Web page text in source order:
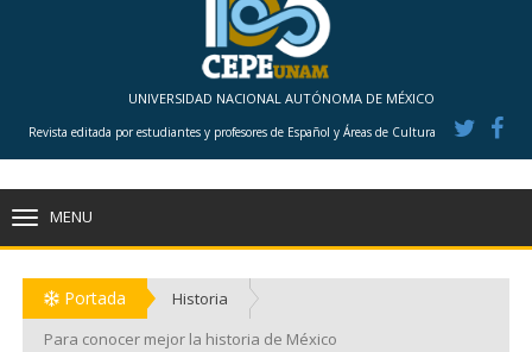
UNIVERSIDAD NACIONAL AUTÓNOMA DE MÉXICO
Revista editada por estudiantes y profesores de Español y Áreas de Cultura
MENU
Portada
Historia
Para conocer mejor la historia de México